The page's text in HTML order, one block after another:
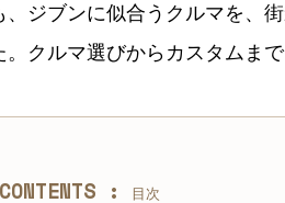
ジブンに似合うクルマを、
クルマ選びからカスタムま
: 目次